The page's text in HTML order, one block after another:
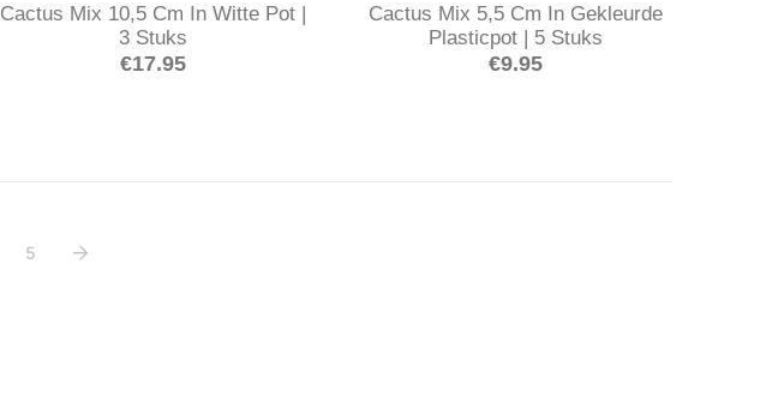
Cactus Mix 10,5 Cm In Witte Pot |
3 Stuks
€17.95
Cactus Mix 5,5 Cm In Gekleurde
Plasticpot | 5 Stuks
€9.95
5